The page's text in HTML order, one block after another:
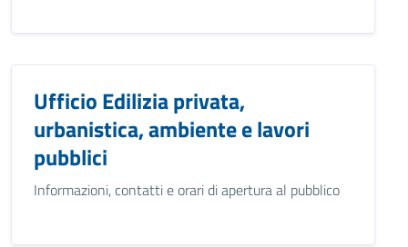
Ufficio Edilizia privata,
urbanistica, ambiente e lavori
pubblici
Informazioni, contatti e orari di apertura al pubblico